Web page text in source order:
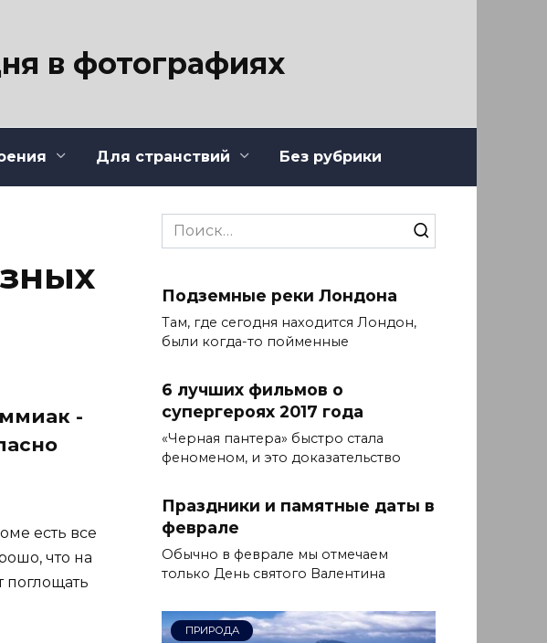
в фотографиях
Для странствий Без рубрики
-
есть все
что на
Search
for:
Подземные реки Лондона
Там, где сегодня находится Лондон,
были когда-то пойменные
6 лучших фильмов о
супергероях 2017 года
«Черная пантера» быстро стала
феноменом, и это доказательство
Праздники и памятные даты в
феврале
Обычно в феврале мы отмечаем
только День святого Валентина
ПРИРОДА